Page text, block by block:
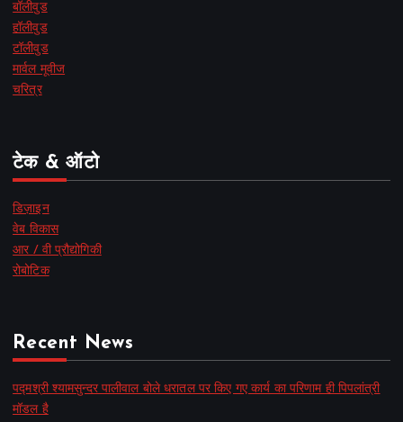
बॉलीवुड
हॉलीवुड
टॉलीवुड
मार्वल मूवीज
चरित्र
टेक & ऑटो
डिज़ाइन
वेब विकास
आर / वी प्रौद्योगिकी
रोबोटिक
Recent News
पद्मश्री श्यामसुन्दर पालीवाल बोले धरातल पर किए गए कार्य का परिणाम ही पिपलांत्री
मॉडल है